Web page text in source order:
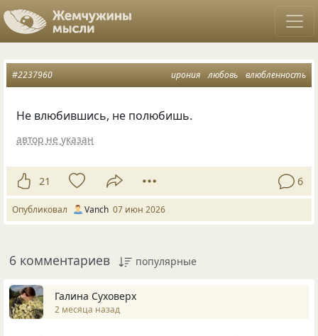
ирония любовь влюбленность
#2237960
Не влюбившись, не полюбишь.
автор не указан
21 6
Опубликовал Vanch 07 июн 2026
6 комментариев популярные
Галина Суховерх
2 месяца назад